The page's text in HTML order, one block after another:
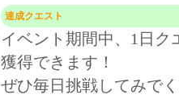
達成クエスト
イベント期間中、1日
獲得できます！
ぜひ毎日挑戦してみで